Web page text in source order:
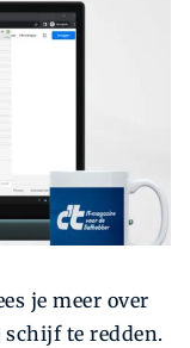
je meer over
schijf te redden.